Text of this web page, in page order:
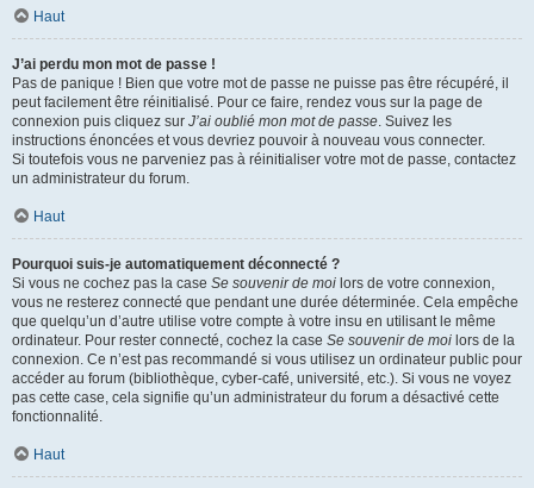
Haut
J’ai perdu mon mot de passe !
Pas de panique ! Bien que votre mot de passe ne puisse pas être récupéré, il
peut facilement être réinitialisé. Pour ce faire, rendez vous sur la page de
connexion puis cliquez sur J’ai oublié mon mot de passe. Suivez les
instructions énoncées et vous devriez pouvoir à nouveau vous connecter.
Si toutefois vous ne parveniez pas à réinitialiser votre mot de passe, contactez
un administrateur du forum.
Haut
Pourquoi suis-je automatiquement déconnecté ?
Si vous ne cochez pas la case Se souvenir de moi lors de votre connexion,
vous ne resterez connecté que pendant une durée déterminée. Cela empêche
que quelqu’un d’autre utilise votre compte à votre insu en utilisant le même
ordinateur. Pour rester connecté, cochez la case Se souvenir de moi lors de la
connexion. Ce n’est pas recommandé si vous utilisez un ordinateur public pour
accéder au forum (bibliothèque, cyber-café, université, etc.). Si vous ne voyez
pas cette case, cela signifie qu’un administrateur du forum a désactivé cette
fonctionnalité.
Haut